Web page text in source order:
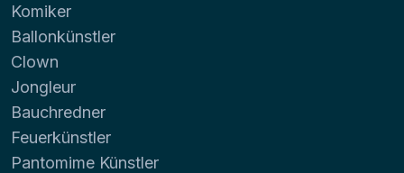
Komiker
Ballonkünstler
Clown
Jongleur
Bauchredner
Feuerkünstler
Pantomime Künstler